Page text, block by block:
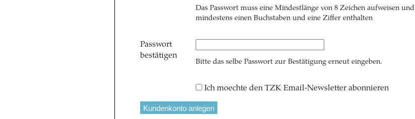
Das Passwort muss eine Mindestlänge von 8 Zeichen aufweisen und
mindestens einen Buchstaben und eine Ziffer enthalten
Passwort
bestätigen
Bitte das selbe Passwort zur Bestätigung erneut eingeben.
Ich moechte den TZK Email-Newsletter abonnieren